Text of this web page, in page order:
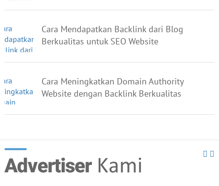
Cara Mendapatkan Backlink dari Blog
Berkualitas untuk SEO Website
Cara Meningkatkan Domain Authority
Website dengan Backlink Berkualitas